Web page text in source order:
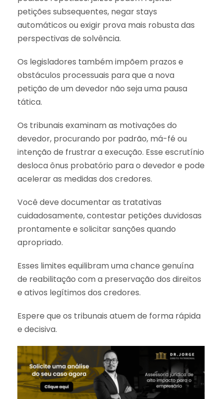
petições subsequentes, negar stays
automáticos ou exigir prova mais robusta das
perspectivas de solvência.
Os legisladores também impõem prazos e
obstáculos processuais para que a nova
petição de um devedor não seja uma pausa
tática.
Os tribunais examinam as motivações do
devedor, procurando por padrão, má-fé ou
intenção de frustrar a execução. Esse escrutínio
desloca ônus probatório para o devedor e pode
acelerar as medidas dos credores.
Você deve documentar as tratativas
cuidadosamente, contestar petições duvidosas
prontamente e solicitar sanções quando
apropriado.
Esses limites equilibram uma chance genuína
de reabilitação com a preservação dos direitos
e ativos legítimos dos credores.
Espere que os tribunais atuem de forma rápida
e decisiva.